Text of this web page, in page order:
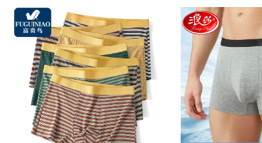
春夏男士内裤男平角裤头
身纯色美